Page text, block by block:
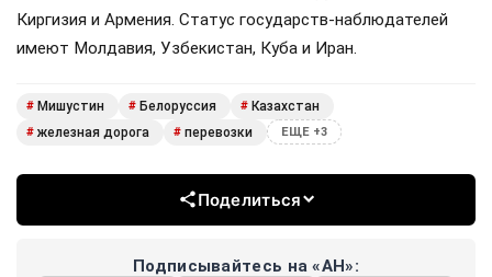
Киргизия и Армения. Статус государств-наблюдателей
имеют Молдавия, Узбекистан, Куба и Иран.
# Мишустин # Белоруссия # Казахстан
# железная дорога # перевозки ЕЩЕ +3
Поделиться
Подписывайтесь на «АН»: